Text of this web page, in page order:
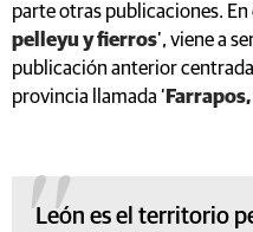
parte otras publicaciones. En
pelleyu y fierros’, viene a
publicación anterior
provincia llamada ‘
León es el territorio